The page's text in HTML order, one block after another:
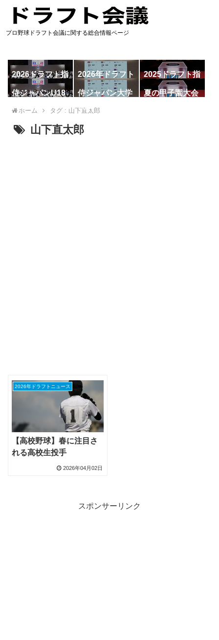
プロ野球ドラフト会議に関する総合情報ページ
2026ドラフト指
名予想
2026年ドラフト
候補
2025ドラフト指
名一覧
侍ジャパンU18
代表
侍ジャパン大学
代表
夏の甲子園大会
ホーム タグ : 山下直太郎
山下直太郎
2026年ドラフトニュース
【高校野球】春に注目さ
れる高校生投手
2026年04月02日
スポンサーリンク